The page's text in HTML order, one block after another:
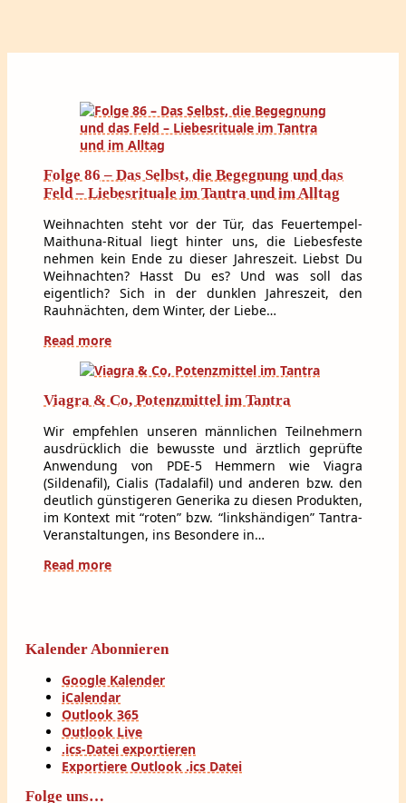
Folge 86 – Das Selbst, die Begegnung und das
Feld – Liebesrituale im Tantra und im Alltag
Weihnachten steht vor der Tür, das Feuertempel-
Maithuna-Ritual liegt hinter uns, die Liebesfeste
nehmen kein Ende zu dieser Jahreszeit. Liebst Du
Weihnachten? Hasst Du es? Und was soll das
eigentlich? Sich in der dunklen Jahreszeit, den
Rauhnächten, dem Winter, der Liebe…
Read more
Viagra & Co, Potenzmittel im Tantra
Wir empfehlen unseren männlichen Teilnehmern
ausdrücklich die bewusste und ärztlich geprüfte
Anwendung von PDE-5 Hemmern wie Viagra
(Sildenafil), Cialis (Tadalafil) und anderen bzw. den
deutlich günstigeren Generika zu diesen Produkten,
im Kontext mit “roten” bzw. “linkshändigen” Tantra-
Veranstaltungen, ins Besondere in…
Read more
Kalender Abonnieren
Google Kalender
iCalendar
Outlook 365
Outlook Live
.ics-Datei exportieren
Exportiere Outlook .ics Datei
Folge uns…